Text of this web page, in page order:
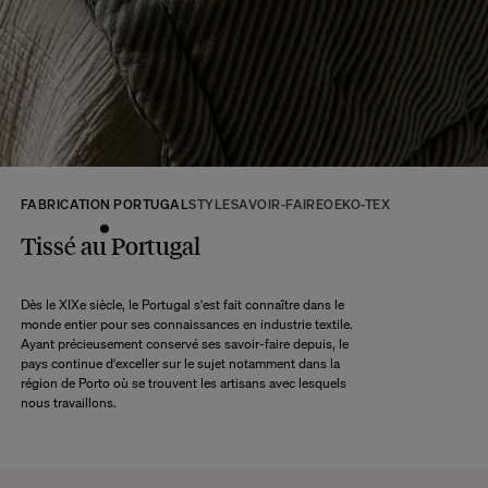
tous les produits seront disponibles.
A ce délai s’ajoute le délai d’acheminement de notre entrepôt à votre domicile
selon l’option de livraison choisie.
Retour :
Commandez sans crainte. Les retours sont acceptés dans les 14 jours
suivant la réception de votre commande.
maximum de 10 jours après réception et vérification de l’article de notre côté.
Une question ?
Consultez notreFAQ
CONSULTER
FABRICATION PORTUGALSTYLESAVOIR-FAIREOEKO-TEX
Tissé au Portugal
Dès le XIXe siècle, le Portugal s'est fait connaître dans le
monde entier pour ses connaissances en industrie textile.
Ayant précieusement conservé ses savoir-faire depuis, le
pays continue d'exceller sur le sujet notamment dans la
région de Porto où se trouvent les artisans avec lesquels
nous travaillons.